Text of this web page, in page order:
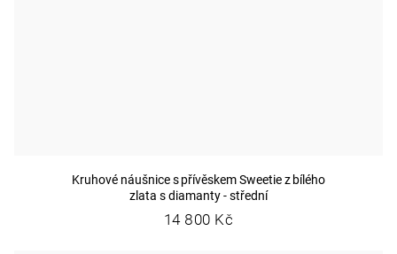
Kruhové náušnice s přívěskem Sweetie z bílého
zlata s diamanty - střední
14 800 Kč